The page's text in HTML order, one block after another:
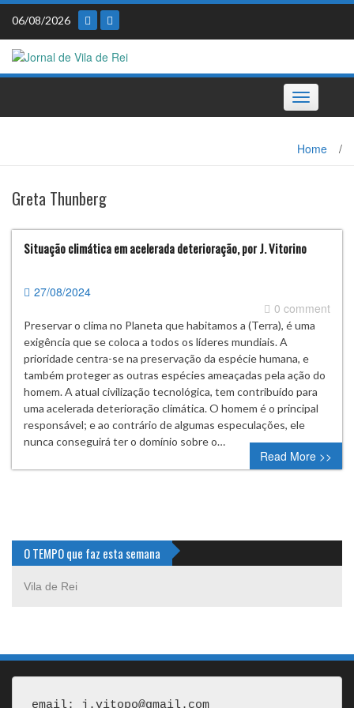
Skip
content
06/08/2026
Toggle
navigation
Home /
Greta Thunberg
Situação climática em acelerada deterioração, por J. Vitorino
27/08/2024
0 comment
Preservar o clima no Planeta que habitamos a (Terra), é uma
exigência que se coloca a todos os líderes mundiais. A
prioridade centra-se na preservação da espécie humana, e
também proteger as outras espécies ameaçadas pela ação do
homem. A atual civilização tecnológica, tem contribuído para
uma acelerada deterioração climática. O homem é o principal
responsável; e ao contrário de algumas especulações, ele
nunca conseguirá ter o domínio sobre o…
Read More >>
O TEMPO que faz esta semana
Vila de Rei